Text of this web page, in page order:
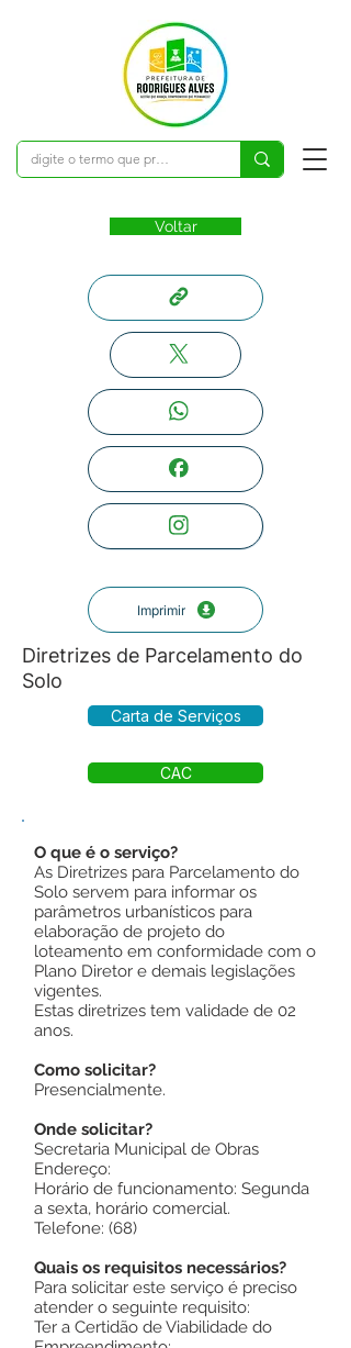
Voltar
Imprimir
Diretrizes de Parcelamento do
Solo
Carta de Serviços
CAC
O que é o serviço?
As Diretrizes para Parcelamento do
Solo servem para informar os
parâmetros urbanísticos para
elaboração de projeto do
loteamento em conformidade com o
Plano Diretor e demais legislações
vigentes.
Estas diretrizes tem validade de 02
anos.
Como solicitar?
Presencialmente.
Onde solicitar?
Secretaria Municipal de Obras
Endereço:
Horário de funcionamento: Segunda
a sexta, horário comercial.
Telefone: (68)
Quais os requisitos necessários?
Para solicitar este serviço é preciso
atender o seguinte requisito:
Ter a Certidão de Viabilidade do